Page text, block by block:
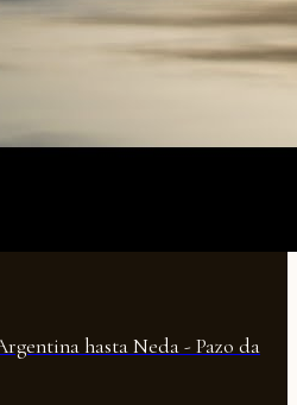
hasta Neda - Pazo da